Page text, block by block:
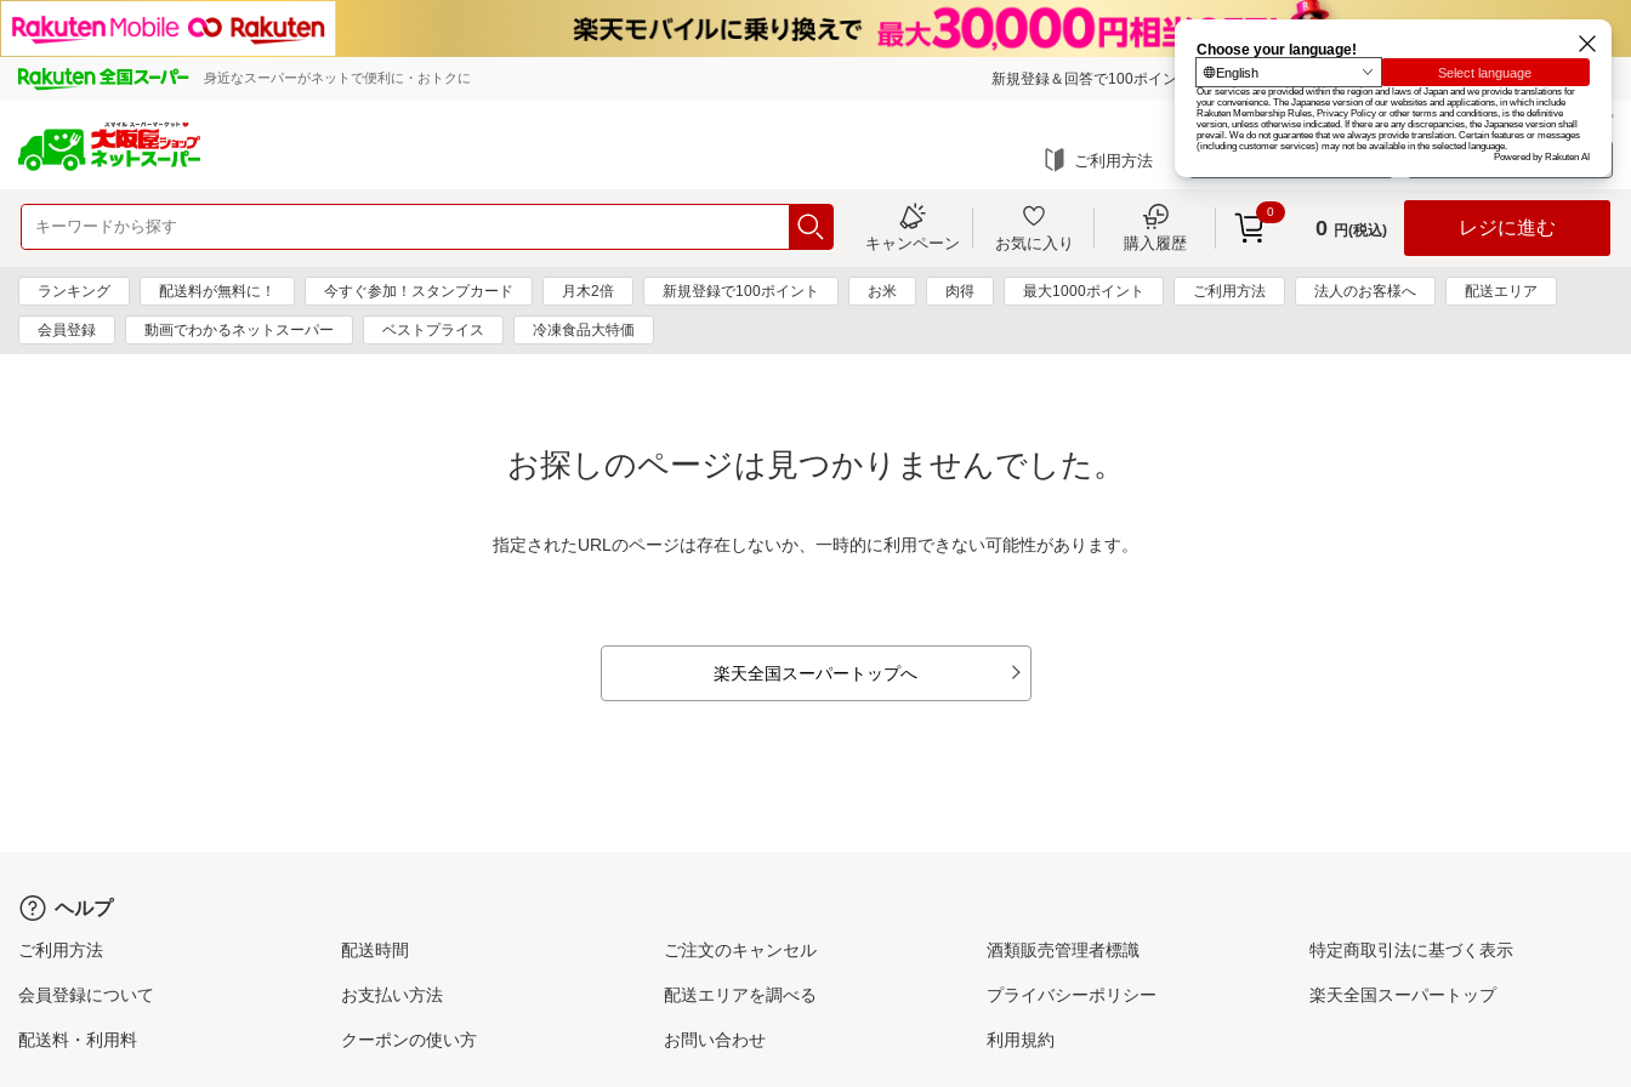
身近なスーパーがネットで便利に・おトクに 新規登録＆回答で100ポイント! 楽天グループ カード
お知らせ ヘルプ
ご利用方法 ログイン
キャンペーン お気に入り 購入履歴
0
0 円(税込) レジに進む
ランキング 配送料が無料に！ 今すぐ参加！スタンプカード 月木2倍 新規登録で100ポイント お米 肉得 最大1000ポイント ご利用方法 法人のお客様へ 配送エリア
会員登録 動画でわかるネットスーパー ベストプライス 冷凍食品大特価
お探しのページは見つかりませんでした。
指定されたURLのページは存在しないか、一時的に利用できない可能性があります。
楽天全国スーパートップへ
ヘルプ
ご利用方法
会員登録について
配送料・利用料
配送時間
お支払い方法
クーポンの使い方
ご注文のキャンセル
配送エリアを調べる
お問い合わせ
酒類販売管理者標識
プライバシーポリシー
利用規約
特定商取引法に基づく表示
楽天全国スーパートップ